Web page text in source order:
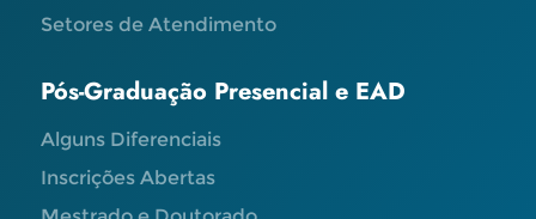
Setores de Atendimento
Pós-Graduação Presencial e EAD
Alguns Diferenciais
Inscrições Abertas